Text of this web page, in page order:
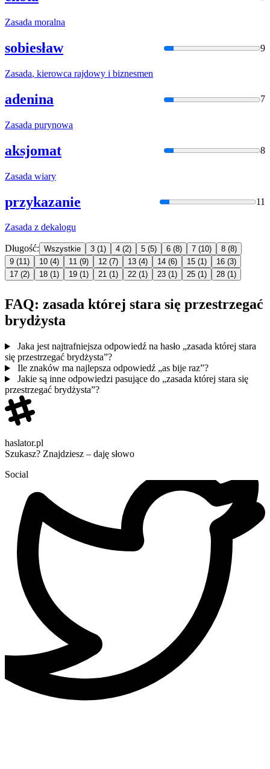
Zasada moralna
sobiesław 9
Zasada, kierowca rajdowy i biznesmen
adenina 7
Zasada purynowa
aksjomat 8
Zasada wiary
przykazanie 11
Zasada z dekalogu
Długość: Wszystkie 3 (1) 4 (2) 5 (5) 6 (8) 7 (10) 8 (8)
9 (11) 10 (4) 11 (9) 12 (7) 13 (4) 14 (6) 15 (1) 16 (3)
17 (2) 18 (1) 19 (1) 21 (1) 22 (1) 23 (1) 25 (1) 28 (1)
FAQ: zasada której stara się przestrzegać
brydżysta
Jaka jest najtrafniejsza odpowiedź na hasło „zasada której stara
się przestrzegać brydżysta”?
Ile znaków ma najlepsza odpowiedź „as bije raz”?
Jakie są inne odpowiedzi pasujące do „zasada której stara się
przestrzegać brydżysta”?
haslator.pl
Szukasz? Znajdziesz – daję słowo
Social